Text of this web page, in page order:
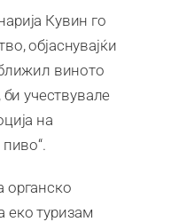
Кувин го
објаснувајќи
виното
би учествувале
на
органско
еко туризам